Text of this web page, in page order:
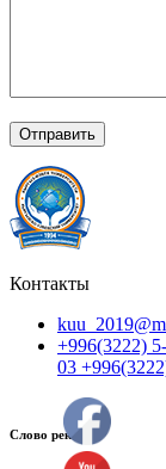
Контакты
+996(3222)
03
Слово ректора